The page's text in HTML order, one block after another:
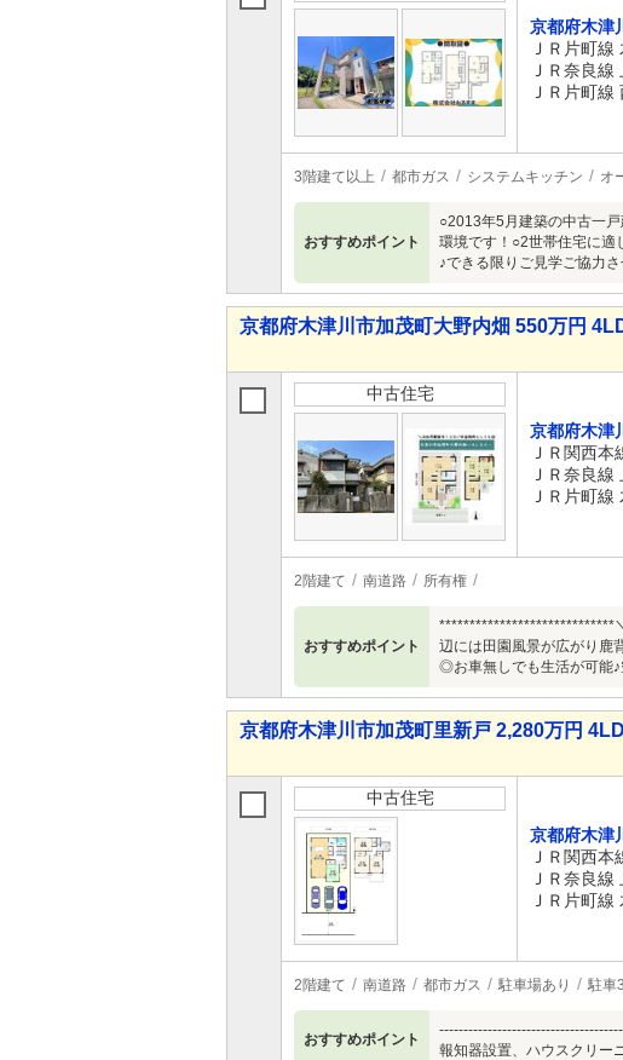
京都府木津
ＪＲ片町
ＪＲ奈良
ＪＲ片町
3階建て以上 都市ガス システムキッチン オ
おすすめポイント
○2013年5月建築の中古一
環境です！○2世帯住宅に適
♪できる限りご見学ご協力
京都府木津川市加茂町大野内畑 550万円
中古住宅
京都府木津
ＪＲ関西
ＪＲ奈良
ＪＲ片町
2階建て 南道路 所有権
おすすめポイント
*****************************
辺には田園風景が広がり鹿
◎お車無しでも生活が可能
京都府木津川市加茂町里新戸 2,280万円
中古住宅
京都府木津
ＪＲ関西
ＪＲ奈良
ＪＲ片町
2階建て 南道路 都市ガス 駐車場あり 駐車
おすすめポイント
報知器設置、ハウスクリー